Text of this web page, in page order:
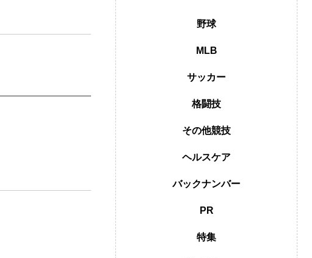
野球
MLB
サッカー
格闘技
その他競技
ヘルスケア
バックナンバー
PR
特集